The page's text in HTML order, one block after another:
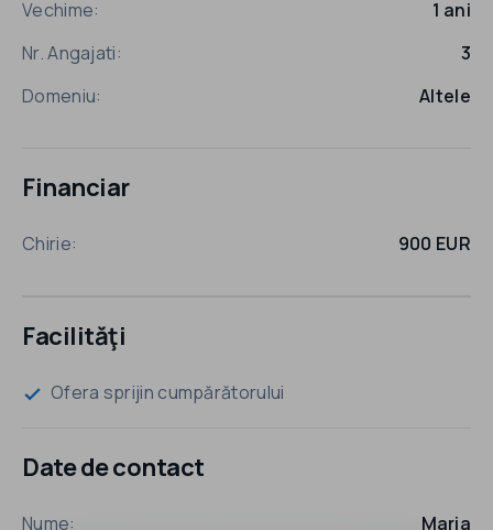
Vechime:
1 ani
Nr. Angajati:
3
Domeniu:
Altele
Financiar
Chirie: 900 EUR
Facilităţi
check Ofera sprijin cumpărătorului
Date de contact
Nume: Maria